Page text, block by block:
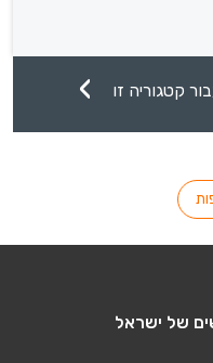
קטגוריה זו